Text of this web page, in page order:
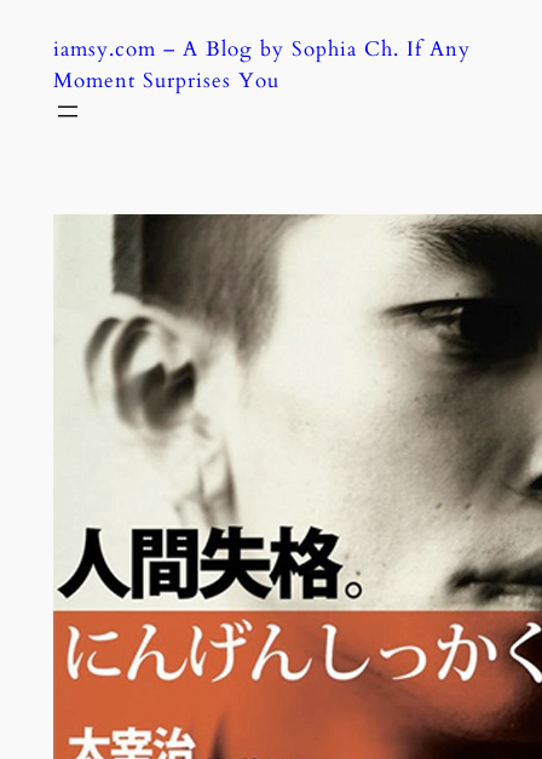
content
iamsy.com – A Blog by Sophia Ch. If Any
Moment Surprises You